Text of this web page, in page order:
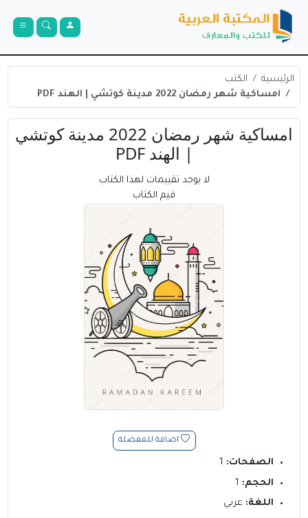
الرئيسية
الكتب
امساكية شهر رمضان 2022 مدينة كوتشي | الهند PDF
امساكية شهر رمضان 2022 مدينة كوتشي
| الهند PDF
لا يوجد تقييمات لهذا الكتاب
قيم الكتاب
اضافة للمفضلة
الصفحات:
الحجم:
اللغة: عربي